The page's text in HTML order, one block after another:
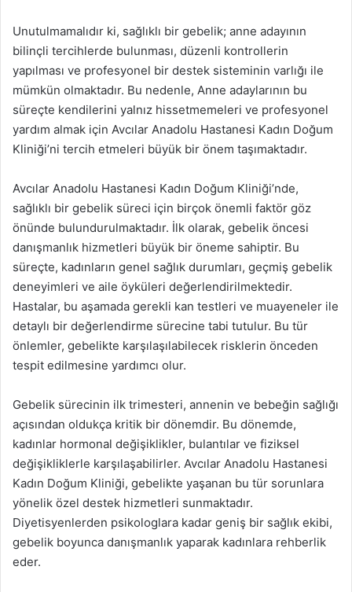
Unutulmamalıdır ki, sağlıklı bir gebelik; anne adayının
bilinçli tercihlerde bulunması, düzenli kontrollerin
yapılması ve profesyonel bir destek sisteminin varlığı ile
mümkün olmaktadır. Bu nedenle, Anne adaylarının bu
süreçte kendilerini yalnız hissetmemeleri ve profesyonel
yardım almak için Avcılar Anadolu Hastanesi Kadın Doğum
Kliniği’ni tercih etmeleri büyük bir önem taşımaktadır.
Avcılar Anadolu Hastanesi Kadın Doğum Kliniği’nde,
sağlıklı bir gebelik süreci için birçok önemli faktör göz
önünde bulundurulmaktadır. İlk olarak, gebelik öncesi
danışmanlık hizmetleri büyük bir öneme sahiptir. Bu
süreçte, kadınların genel sağlık durumları, geçmiş gebelik
deneyimleri ve aile öyküleri değerlendirilmektedir.
Hastalar, bu aşamada gerekli kan testleri ve muayeneler ile
detaylı bir değerlendirme sürecine tabi tutulur. Bu tür
önlemler, gebelikte karşılaşılabilecek risklerin önceden
tespit edilmesine yardımcı olur.
Gebelik sürecinin ilk trimesteri, annenin ve bebeğin sağlığı
açısından oldukça kritik bir dönemdir. Bu dönemde,
kadınlar hormonal değişiklikler, bulantılar ve fiziksel
değişikliklerle karşılaşabilirler. Avcılar Anadolu Hastanesi
Kadın Doğum Kliniği, gebelikte yaşanan bu tür sorunlara
yönelik özel destek hizmetleri sunmaktadır.
Diyetisyenlerden psikologlara kadar geniş bir sağlık ekibi,
gebelik boyunca danışmanlık yaparak kadınlara rehberlik
eder.